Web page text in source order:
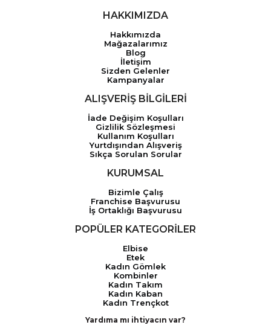
HAKKIMIZDA
Hakkımızda
Mağazalarımız
Blog
İletişim
Sizden Gelenler
Kampanyalar
ALIŞVERİŞ BİLGİLERİ
İade Değişim Koşulları
Gizlilik Sözleşmesi
Kullanım Koşulları
Yurtdışından Alışveriş
Sıkça Sorulan Sorular
KURUMSAL
Bizimle Çalış
Franchise Başvurusu
İş Ortaklığı Başvurusu
POPÜLER KATEGORİLER
Elbise
Etek
Kadın Gömlek
Kombinler
Kadın Takım
Kadın Kaban
Kadın Trençkot
Yardıma mı ihtiyacın var?